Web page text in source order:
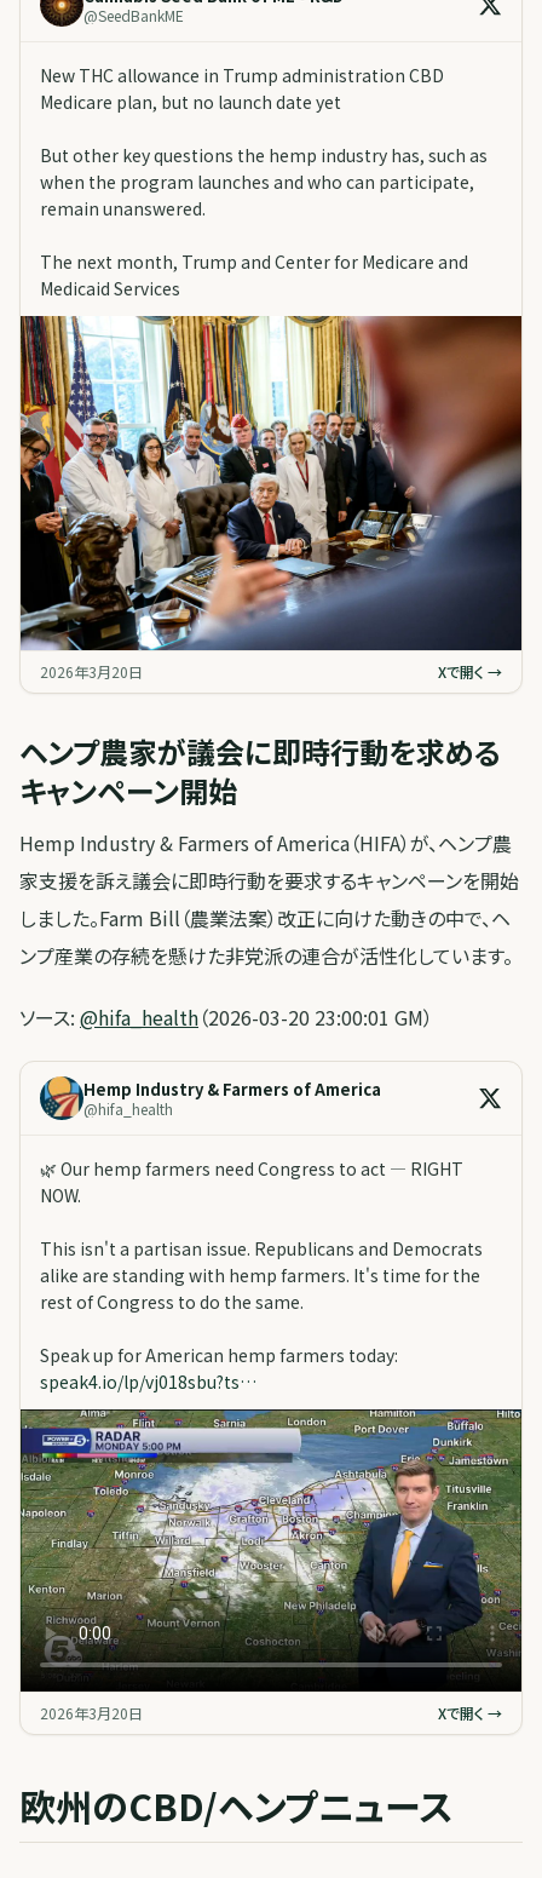
@SeedBankME
New THC allowance in Trump administration CBD
Medicare plan, but no launch date yet
But other key questions the hemp industry has, such as
when the program launches and who can participate,
remain unanswered.
The next month, Trump and Center for Medicare and
Medicaid Services
2026年3月20日 Xで開く →
ヘンプ農家が議会に即時行動を求める
キャンペーン開始
Hemp Industry & Farmers of America（HIFA）が、ヘンプ農
家支援を訴え議会に即時行動を要求するキャンペーンを開始
しました。Farm Bill（農業法案）改正に向けた動きの中で、ヘ
ンプ産業の存続を懸けた非党派の連合が活性化しています。
ソース: @hifa_health（2026-03-20 23:00:01 GM）
Hemp Industry & Farmers of America
@hifa_health
🌿 Our hemp farmers need Congress to act — RIGHT
NOW.
This isn't a partisan issue. Republicans and Democrats
alike are standing with hemp farmers. It's time for the
rest of Congress to do the same.
Speak up for American hemp farmers today:
speak4.io/lp/vj018sbu?ts…
2026年3月20日 Xで開く →
欧州のCBD/ヘンプニュース